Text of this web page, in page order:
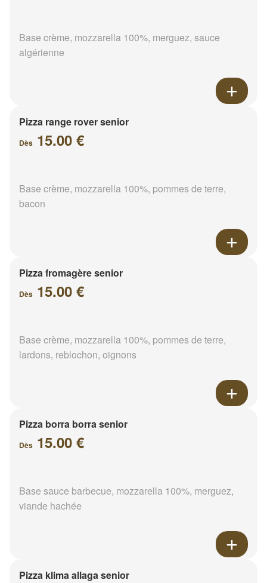
Base crème, mozzarella 100%, merguez, sauce
algérienne
Pizza range rover senior
Dès 15.00 €
Base crème, mozzarella 100%, pommes de terre,
bacon
Pizza fromagère senior
Dès 15.00 €
Base crème, mozzarella 100%, pommes de terre,
lardons, reblochon, oignons
Pizza borra borra senior
Dès 15.00 €
Base sauce barbecue, mozzarella 100%, merguez,
viande hachée
Pizza klima allaga senior